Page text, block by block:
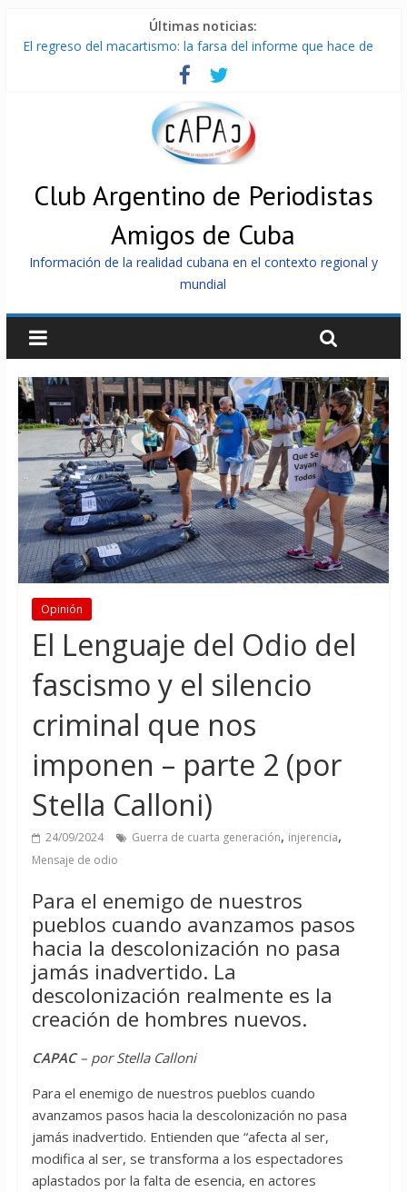
Últimas noticias:
El regreso del macartismo: la farsa del informe que hace de
Milei firmó memorándum con EE.UU sin informarlo
China presenta robots que pueden razonar, moverse y asistir
La Habana avanza en reconexión tras nuevo apagón
Más de 7 000 contenedores impedidos de llegar a Cuba
Club Argentino de Periodistas
Amigos de Cuba
Información de la realidad cubana en el contexto regional y
mundial
Opinión
El Lenguaje del Odio del
fascismo y el silencio
criminal que nos
imponen – parte 2 (por
Stella Calloni)
24/09/2024 Guerra de cuarta generación, injerencia,
Mensaje de odio
Para el enemigo de nuestros
pueblos cuando avanzamos pasos
hacia la descolonización no pasa
jamás inadvertido. La
descolonización realmente es la
creación de hombres nuevos.
CAPAC– por Stella Calloni
Para el enemigo de nuestros pueblos cuando
avanzamos pasos hacia la descolonización no pasa
jamás inadvertido. Entienden que “afecta al ser,
modifica al ser, se transforma a los espectadores
aplastados por la falta de esencia, en actores